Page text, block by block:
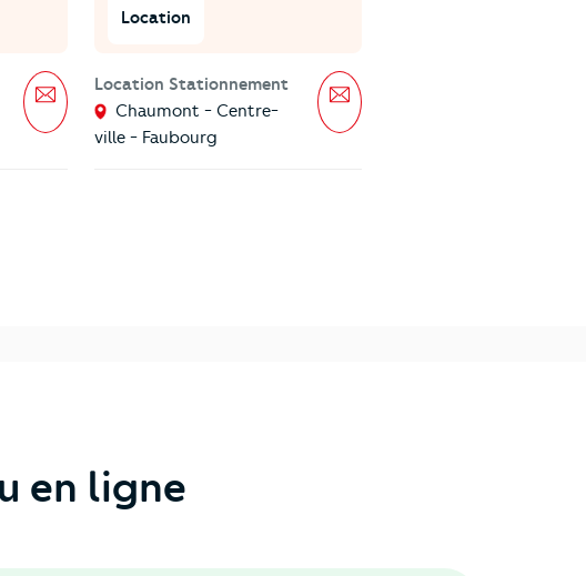
Message
Location
Location Stationnement
Chaumont - Centre-
ville - Faubourg
Message
en ligne